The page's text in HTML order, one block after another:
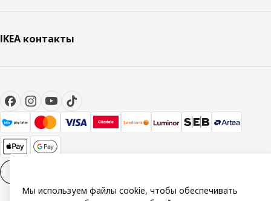
IKEA контакты
Мы используем файлы cookie, чтобы обеспечивать